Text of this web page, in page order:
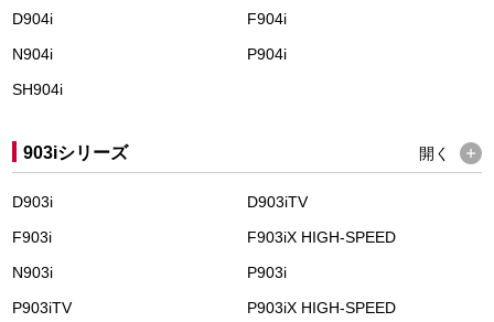
D904i
F904i
N904i
P904i
SH904i
903iシリーズ 開く
D903i
D903iTV
F903i
F903iX HIGH-SPEED
N903i
P903i
P903iTV
P903iX HIGH-SPEED